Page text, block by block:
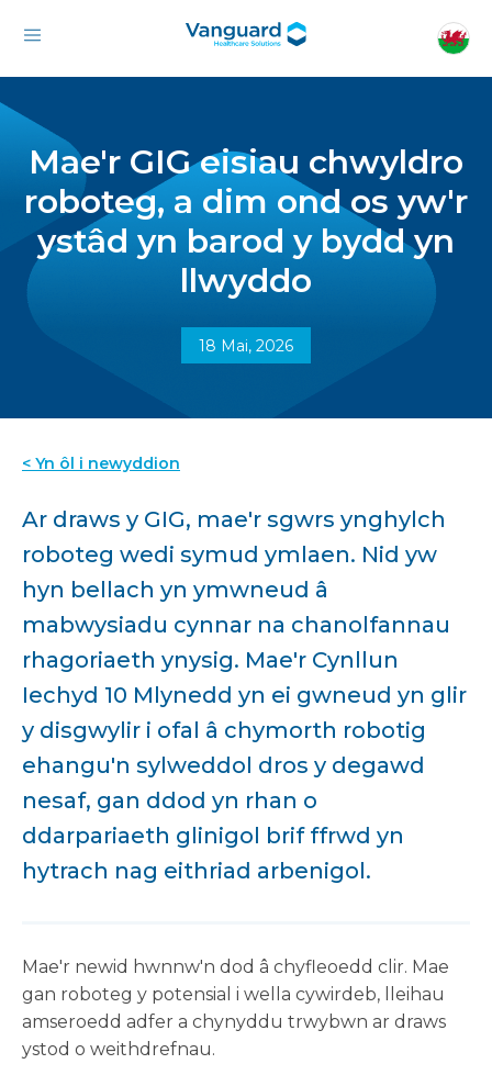
Mae'r GIG eisiau chwyldro
roboteg, a dim ond os yw'r
ystâd yn barod y bydd yn
llwyddo
18 Mai, 2026
< Yn ôl i newyddion
Ar draws y GIG, mae'r sgwrs ynghylch
roboteg wedi symud ymlaen. Nid yw
hyn bellach yn ymwneud â
mabwysiadu cynnar na chanolfannau
rhagoriaeth ynysig. Mae'r Cynllun
Iechyd 10 Mlynedd yn ei gwneud yn glir
y disgwylir i ofal â chymorth robotig
ehangu'n sylweddol dros y degawd
nesaf, gan ddod yn rhan o
ddarpariaeth glinigol brif ffrwd yn
hytrach nag eithriad arbenigol.
Mae'r newid hwnnw'n dod â chyfleoedd clir. Mae
gan roboteg y potensial i wella cywirdeb, lleihau
amseroedd adfer a chynyddu trwybwn ar draws
ystod o weithdrefnau.